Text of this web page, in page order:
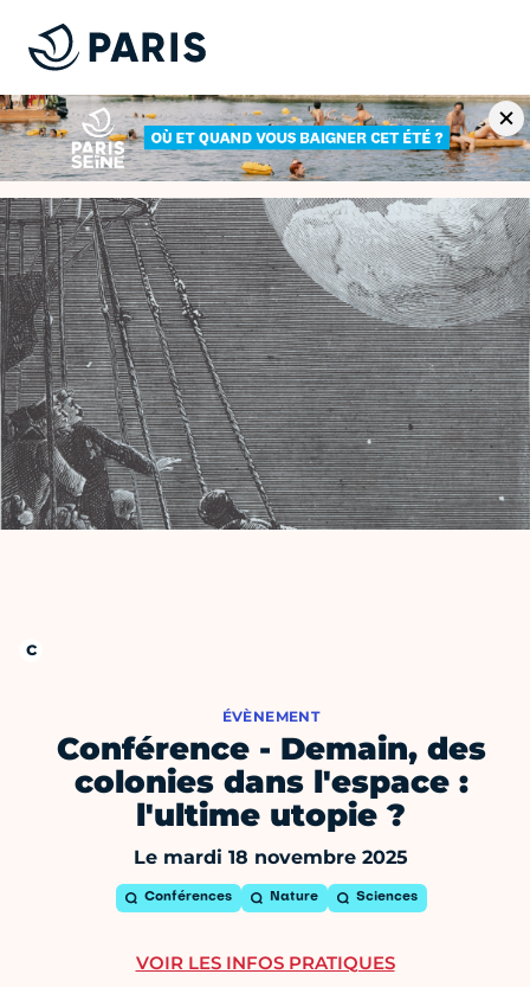
ÉVÈNEMENT
Conférence - Demain, des
colonies dans l'espace :
l'ultime utopie ?
Le mardi 18 novembre 2025
Conférences Nature Sciences
VOIR LES INFOS PRATIQUES